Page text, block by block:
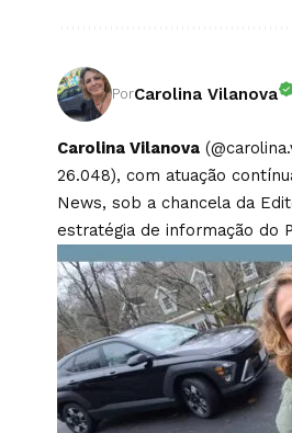
PorCarolina Vilanova
Carolina Vilanova
26.048), com atuação
News, sob a chancela da
estratégia de informação do